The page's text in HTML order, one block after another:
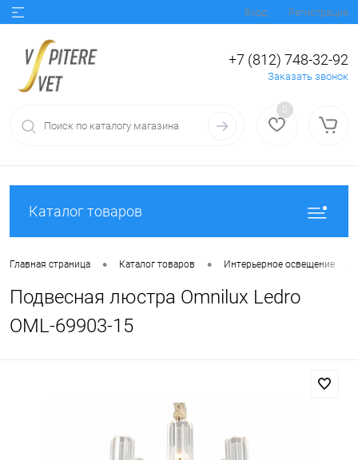
Вход Регистрация
+7 (812) 748-32-92
Заказать звонок
0
Каталог товаров
Главная страница • Каталог товаров • Интерьерное освещение
Подвесная люстра Omnilux Ledro
OML-69903-15